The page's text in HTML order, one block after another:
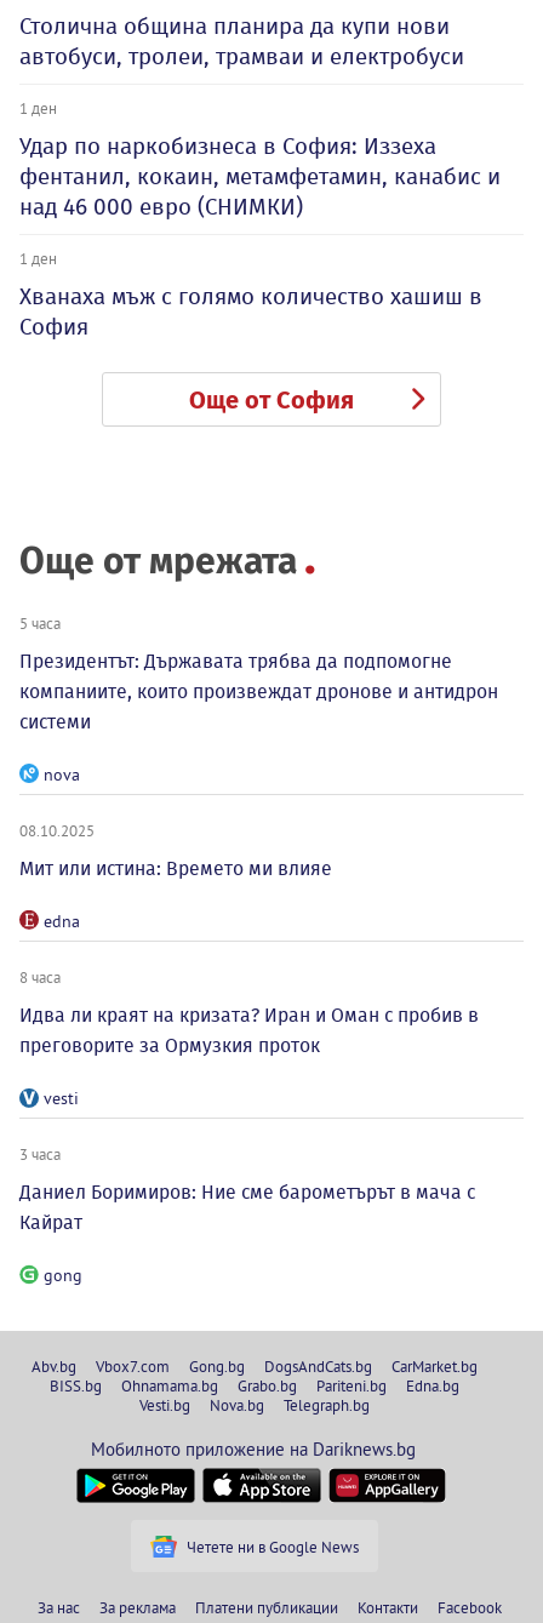
Столична община планира да купи нови
автобуси, тролеи, трамваи и електробуси
1 ден
Удар по наркобизнеса в София: Иззеха
фентанил, кокаин, метамфетамин, канабис и
над 46 000 евро (СНИМКИ)
1 ден
Хванаха мъж с голямо количество хашиш в
София
Още от София
Още от мрежата
5 часа
Президентът: Държавата трябва да подпомогне
компаниите, които произвеждат дронове и антидрон
системи
nova
08.10.2025
Мит или истина: Времето ми влияе
edna
8 часа
Идва ли краят на кризата? Иран и Оман с пробив в
преговорите за Ормузкия проток
vesti
3 часа
Даниел Боримиров: Ние сме барометърът в мача с
Кайрат
gong
Abv.bg Vbox7.com Gong.bg DogsAndCats.bg
CarMarket.bg
BISS.bg
Ohnamama.bg Grabo.bg Pariteni.bg
Edna.bg
Vesti.bg
Nova.bg Telegraph.bg
Мобилното приложение на Dariknews.bg
Четете ни в Google News
За нас За реклама Платени публикации Контакти Facebook